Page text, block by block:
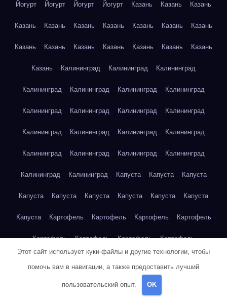
Йогурт Йогурт Йогурт Йогурт Казань Казань Казань
Казань Казань Казань Казань Казань Казань Казань
Казань Казань Казань Казань Казань Казань Казань
Казань Калининград Калининград Калининград
Калининград Калининград Калининград Калининград
Калининград Калининград Калининград Калининград
Калининград Калининград Калининград Калининград
Калининград Калининград Калининград Калининград
Калининград Калининград Капуста Капуста Капуста
Капуста Капуста Капуста Капуста Капуста Капуста
Капуста Картофель Картофель Картофель Картофель
Картофель Картофель Картофель Картофель
Кейптаун Кейптаун
Этот сайт использует куки-файлы и другие технологии, чтобы
помочь вам в навигации, а также предоставить лучший
пользовательский опыт. OK